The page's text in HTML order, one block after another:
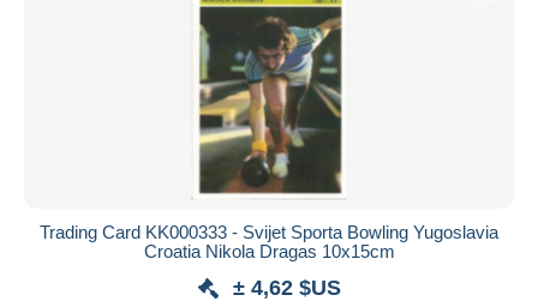
Trading Card KK000333 - Svijet Sporta Bowling Yugoslavia
Croatia Nikola Dragas 10x15cm
± 4,62 $US